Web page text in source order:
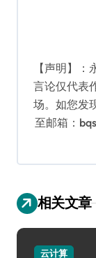
【声明】
言论仅代表
场。如您发
至邮箱：
相关文章
云计算